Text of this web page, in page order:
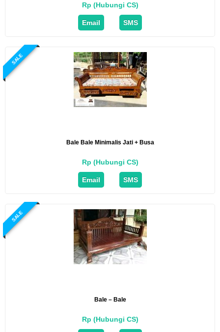
Rp (Hubungi CS)
Email SMS
SALE
Bale Bale Minimalis Jati + Busa
Rp (Hubungi CS)
Email SMS
SALE
Bale – Bale
Rp (Hubungi CS)